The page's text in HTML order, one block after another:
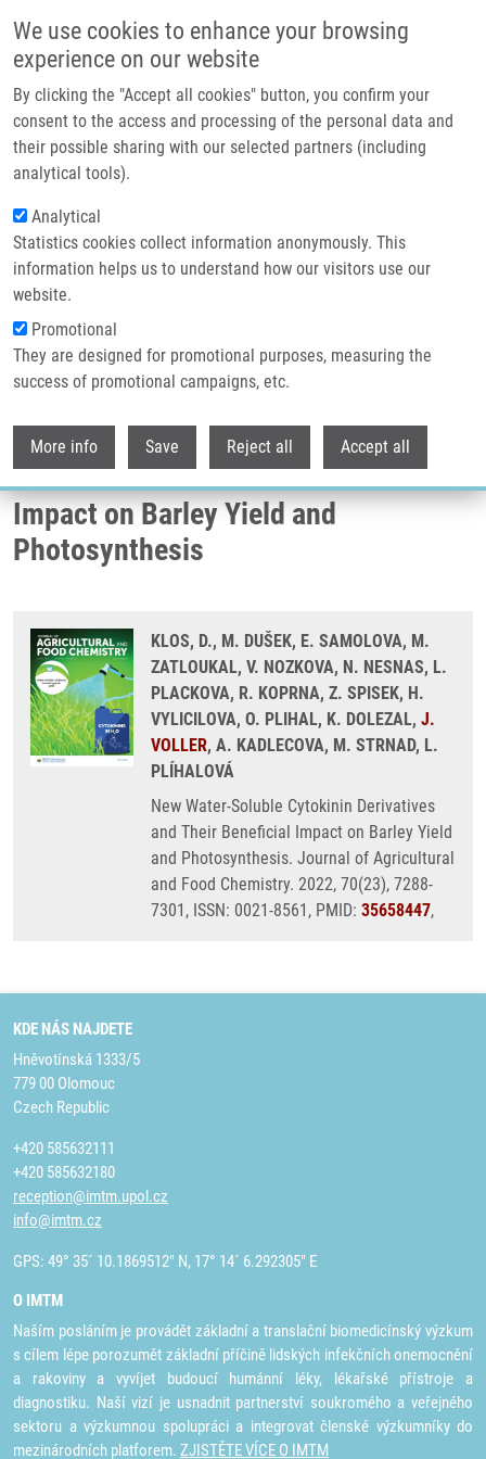
We use cookies to enhance your browsing
experience on our website
By clicking the "Accept all cookies" button, you confirm your
consent to the access and processing of the personal data and
their possible sharing with our selected partners (including
analytical tools).
Analytical
Statistics cookies collect information anonymously. This
information helps us to understand how our visitors use our
website.
Promotional
They are designed for promotional purposes, measuring the
success of promotional campaigns, etc.
More info Save Reject all Accept all
Header image
Drobečková navigace
Domů
New Water-Soluble Cytokinin Derivatives And Their Beneficial Impact On
Barley Yield And Photosynthesis
New Water-Soluble Cytokinin
Derivatives and Their Beneficial
Impact on Barley Yield and
Photosynthesis
KLOS, D., M. DUŠEK, E. SAMOLOVA, M.
ZATLOUKAL, V. NOZKOVA, N. NESNAS, L.
PLACKOVA, R. KOPRNA, Z. SPISEK, H.
VYLICILOVA, O. PLIHAL, K. DOLEZAL, J.
VOLLER, A. KADLECOVA, M. STRNAD, L.
PLÍHALOVÁ
New Water-Soluble Cytokinin Derivatives
and Their Beneficial Impact on Barley Yield
and Photosynthesis. Journal of Agricultural
and Food Chemistry. 2022, 70(23), 7288-
7301, ISSN: 0021-8561, PMID: 35658447,
KDE NÁS NAJDETE
Hněvotínská 1333/5
779 00 Olomouc
Czech Republic
+420 585632111
+420 585632180
reception@imtm.upol.cz
info@imtm.cz
GPS: 49° 35´ 10.1869512" N, 17° 14´ 6.292305" E
O IMTM
Naším posláním je provádět základní a translační biomedicínský výzkum
s cílem lépe porozumět základní příčině lidských infekčních onemocnění
a rakoviny a vyvíjet budoucí humánní léky, lékařské přístroje a
diagnostiku. Naší vizí je usnadnit partnerství soukromého a veřejného
sektoru a výzkumnou spolupráci a integrovat členské výzkumníky do
mezinárodních platforem. ZJISTĚTE VÍCE O IMTM